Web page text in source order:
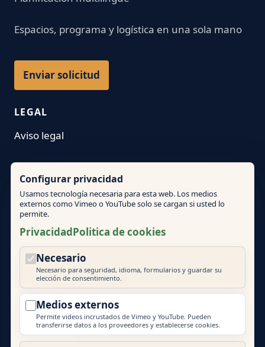
Espacios, programa y logística en una sola mano
Enviar solicitud
LEGAL
Aviso legal
Privacidad
Condiciones
Politica de cookies
Ajustes de cookies
© 2026 Mallorca Teambuilding
Configurar privacidad
Usamos tecnología necesaria para esta web. Los medios
externos como Vimeo o YouTube solo se cargan si usted lo
permite.
PrivacidadPolitica de cookies
Necesario
Necesario para seguridad, idioma, formularios y guardar su
elección de consentimiento.
Medios externos
Permite videos incrustados de Vimeo y YouTube. Pueden
transferirse datos a los proveedores y establecerse cookies.